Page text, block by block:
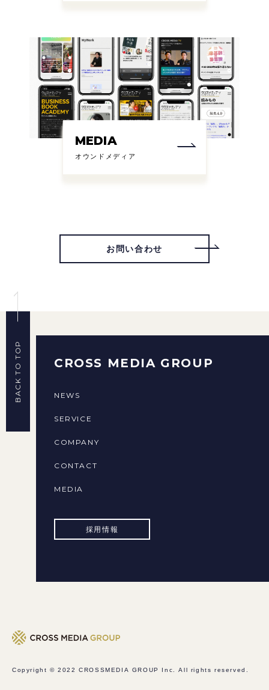
MEDIA
オウンドメディア
お問い合わせ
BACK TO TOP CROSS MEDIA GROUP
NEWS
SERVICE
COMPANY
CONTACT
MEDIA
採用情報
Copyright © 2022CROSSMEDIA GROUP Inc. All rights reserved.